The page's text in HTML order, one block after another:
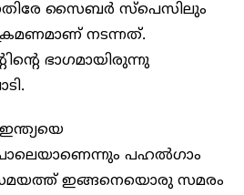
സൈബർ സ്‌പെസിലും
നടന്നത്.
ഭാഗമായിരുന്നു
പഹൽഗാം
ഇങ്ങനെയൊരു സമരം